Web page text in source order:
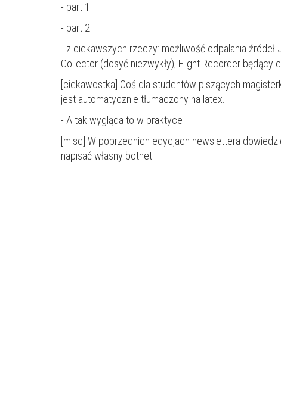
- part 1
- part 2
- z ciekawszych rzeczy: możliwość odpalania
Collector (dosyć niezwykły), Flight Recorder będący
[ciekawostka] Coś dla studentów piszących
jest automatycznie tłumaczony na latex.
- A tak wygląda to w praktyce
[misc] W poprzednich edycjach newslettera
napisać własny botnet